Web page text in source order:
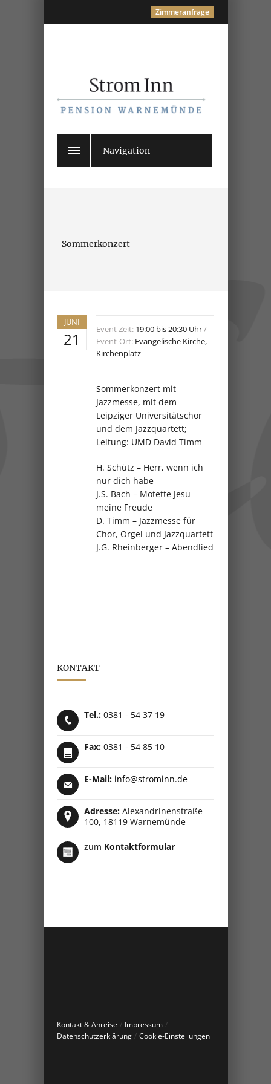
Zimmeranfrage
Navigation
Sommerkonzert
JUNI
21 Event Zeit: 19:00 bis 20:30 Uhr/
Event-Ort: Evangelische Kirche,
Kirchenplatz
Sommerkonzert mit
Jazzmesse, mit dem
Leipziger Universitätschor
und dem Jazzquartett;
Leitung: UMD David Timm
H. Schütz – Herr, wenn ich
nur dich habe
J.S. Bach – Motette Jesu
meine Freude
D. Timm – Jazzmesse für
Chor, Orgel und Jazzquartett
J.G. Rheinberger – Abendlied
KONTAKT
Tel.: 0381 - 54 37 19
Fax: 0381 - 54 85 10
E-Mail: info@strominn.de
Adresse: Alexandrinenstraße
100, 18119 Warnemünde
zum Kontaktformular
Kontakt & Anreise / Impressum /
Datenschutzerklärung / Cookie-Einstellungen